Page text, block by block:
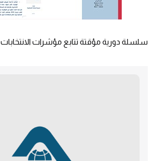
سلسلة دورية مؤقتة تتابع مؤشرات الانتخابات